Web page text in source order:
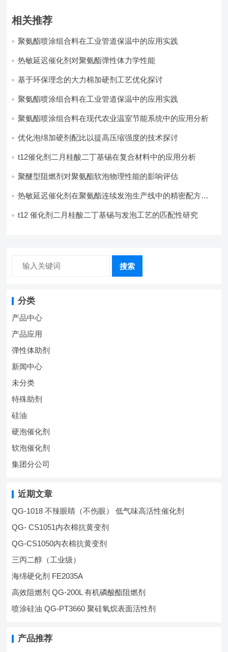
相关推荐
聚氨酯喷涂组合料在工业管道保温中的应用实践
热敏延迟催化剂对聚氨酯弹性体力学性能
基于环保理念的大力棉加硬剂工艺优化探讨
聚氨酯喷涂组合料在工业管道保温中的应用实践
聚氨酯喷涂组合料在现代农业温室节能系统中的应用分析​
优化泡绵加硬剂配比以提高压缩强度的技术探讨
t12催化剂二月桂酸二丁基锡在复合材料中的应用分析
聚醚型阻燃剂对聚氨酯软泡物理性能的影响评估​
热敏延迟催化剂在聚氨酯连续发泡生产线中的精密配方设
t12 催化剂二月桂酸二丁基锡与发泡工艺的匹配性研究
搜索
分类
产品中心
产品应用
弹性体助剂
新闻中心
未分类
特殊助剂
硅油
硬泡催化剂
软泡催化剂
集团分公司
近期文章
QG-1018 不辣眼睛（不伤眼） 低气味高活性催化剂
QG- CS1051内衣棉抗黄变剂
QG-CS1050内衣棉抗黄变剂
三丙二醇（工业级）
海绵硬化剂 FE2035A
高效阻燃剂 QG-200L 有机磷酸酯阻燃剂
喷涂硅油 QG-PT3660 聚硅氧烷表面活性剂
产品推荐